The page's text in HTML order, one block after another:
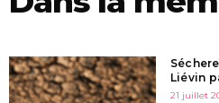
Liévin
21 juillet